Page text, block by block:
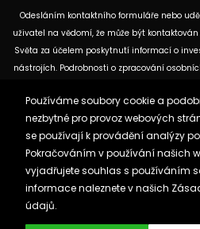
Odesláním kontaktního formuláře nebo
uživatel na vědomí, že může být
Světa za účelem poskytnutí informací o
nástrojích. Podrobnosti o zpracování
dostupných na těchto internetových
být uvedeny informace o použitých
ke kterému se vztahují
Zásady ochrany osobních údajů
Reklama
Používáme soubory cookie a
nezbytné pro provoz webových
se používají k provádění analýzy
Pokračováním v používání našich
vyjadřujete souhlas s používáním
informace naleznete v našich
údajů.